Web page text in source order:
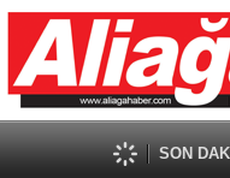
SON